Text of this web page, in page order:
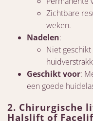
Zichtbare
weken.
Nadelen:
Niet
Geschikt voor:
een goede
2. Chirurgische
Halslift of